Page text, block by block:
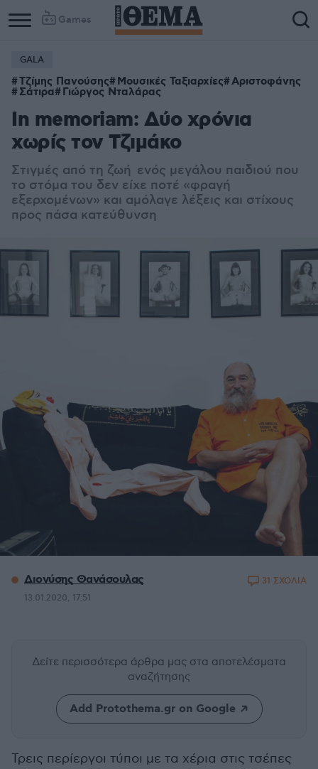
Games
GALA
Τζίμης Πανούσης Μουσικές Ταξιαρχίες Αριστοφάνης
Σάτιρα Γιώργος Νταλάρας
In memoriam: Δύο χρόνια
χωρίς τον Τζιμάκο
Στιγμές από τη ζωή ενός μεγάλου παιδιού που
το στόμα του δεν είχε ποτέ «φραγή
εξερχομένων» και αμόλαγε λέξεις και στίχους
προς πάσα κατεύθυνση
Διονύσης Θανάσουλας
13.01.2020, 17:51
31 ΣΧΟΛΙΑ
Δείτε περισσότερα άρθρα μας στα αποτελέσματα
αναζήτησης
Add Protothema.gr on Google
Τρεις περίεργοι τύποι με τα χέρια στις τσέπες